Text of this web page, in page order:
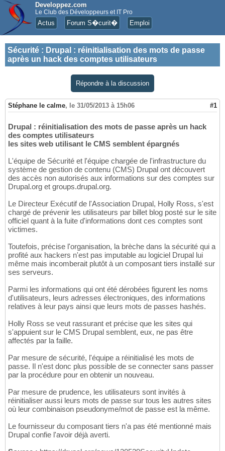
Developpez.com
Le Club des Développeurs et IT Pro
Actus Forum S�curit� Emploi
Sécurité : Drupal : réinitialisation des mots de passe
après un hack des comptes utilisateurs
Répondre à la discussion
Stéphane le calme, le 31/05/2013 à 15h06 #1
Drupal : réinitialisation des mots de passe après un hack
des comptes utilisateurs
les sites web utilisant le CMS semblent épargnés
L'équipe de Sécurité et l'équipe chargée de l'infrastructure du
système de gestion de contenu (CMS) Drupal ont découvert
des accès non autorisés aux informations sur des comptes sur
Drupal.org et groups.drupal.org.
Le Directeur Exécutif de l'Association Drupal, Holly Ross, s'est
chargé de prévenir les utilisateurs par billet blog posté sur le site
officiel quant à la fuite d'informations dont ces comptes sont
victimes.
Toutefois, précise l'organisation, la brèche dans la sécurité qui a
profité aux hackers n'est pas imputable au logiciel Drupal lui
même mais incomberait plutôt à un composant tiers installé sur
ses serveurs.
Parmi les informations qui ont été dérobées figurent les noms
d'utilisateurs, leurs adresses électroniques, des informations
relatives à leur pays ainsi que leurs mots de passes hashés.
Holly Ross se veut rassurant et précise que les sites qui
s'appuient sur le CMS Drupal semblent, eux, ne pas être
affectés par la faille.
Par mesure de sécurité, l'équipe a réinitialisé les mots de
passe. Il n'est donc plus possible de se connecter sans passer
par la procédure pour en obtenir un nouveau.
Par mesure de prudence, les utilisateurs sont invités à
réinitialiser aussi leurs mots de passe sur tous les autres sites
où leur combinaison pseudonyme/mot de passe est la même.
Le fournisseur du composant tiers n'a pas été mentionné mais
Drupal confie l'avoir déjà averti.